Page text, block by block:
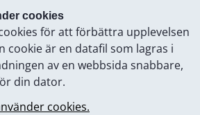
cookies
för att förbättra upplevelsen
cookie är en datafil som lagras i
av en webbsida snabbare,
din dator.
cookies.